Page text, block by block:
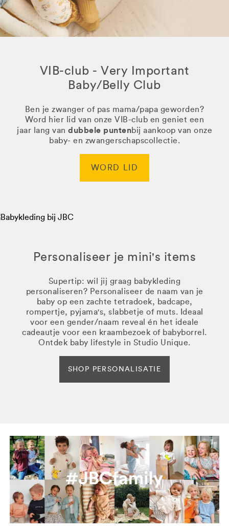
VIB-club - Very Important
Baby/Belly Club
Ben je zwanger of pas mama/papa geworden?
Word hier lid van onze VIB-club en geniet een
jaar lang van dubbele puntenbij aankoop van onze
baby- en zwangerschapscollectie.
WORD LID
Personaliseer je mini's items
Supertip: wil jij graag babykleding
personaliseren? Personaliseer de naam van je
baby op een zachte tetradoek, badcape,
rompertje, pyjama's, slabbetje of muts. Ideaal
voor een gender/naam reveal én het ideale
cadeautje voor een kraambezoek of babyborrel.
Ontdek baby lifestyle in Studio Unique.
SHOP PERSONALISATIE